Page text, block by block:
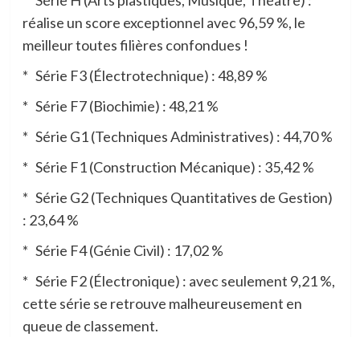
réalise un score exceptionnel avec 96,59 %, le
meilleur toutes filières confondues !
* Série F3 (Électrotechnique) : 48,89 %
* Série F7 (Biochimie) : 48,21 %
* Série G1 (Techniques Administratives) : 44,70 %
* Série F1 (Construction Mécanique) : 35,42 %
* Série G2 (Techniques Quantitatives de Gestion)
: 23,64 %
* Série F4 (Génie Civil) : 17,02 %
* Série F2 (Électronique) : avec seulement 9,21 %,
cette série se retrouve malheureusement en
queue de classement.